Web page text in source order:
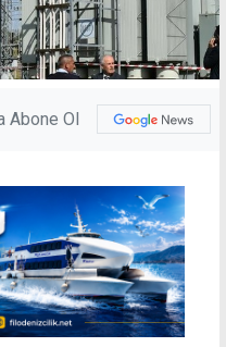
Abone Ol